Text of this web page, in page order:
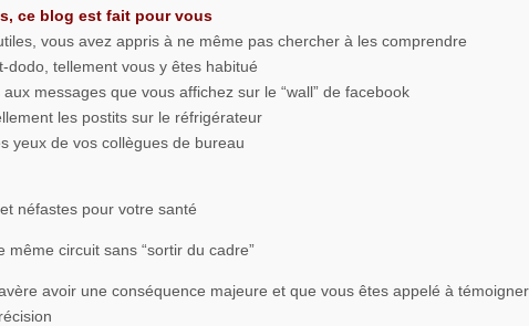
ce blog est fait pour vous
vous avez appris à ne même pas chercher à les comprendre
dodo, tellement vous y êtes habitué
messages que vous affichez sur le “wall” de facebook
les postits sur le réfrigérateur
yeux de vos collègues de bureau
néfastes pour votre santé
circuit sans “sortir du cadre”
avoir une conséquence majeure et que vous êtes appelé à